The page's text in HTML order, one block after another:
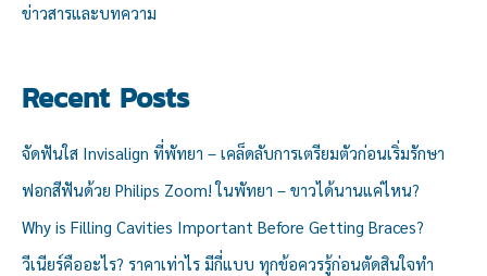
ข่าวสารและบทความ
Recent Posts
จัดฟันใส Invisalign ที่พัทยา – เคล็ดลับการเตรียมตัวก่อนเริ่มรักษา
ฟอกสีฟันด้วย Philips Zoom! ในพัทยา – ขาวได้นานแค่ไหน?
Why is Filling Cavities Important Before Getting Braces?
วีเนียร์คืออะไร? ราคาเท่าไร มีกี่แบบ ทุกข้อควรรู้ก่อนตัดสินใจทำ